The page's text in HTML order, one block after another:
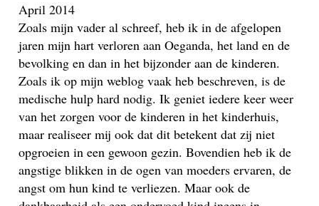
April 2014
Zoals mijn vader al schreef, heb ik in de afgelopen
jaren mijn hart verloren aan Oeganda, het land en de
bevolking en dan in het bijzonder aan de kinderen.
Zoals ik op mijn weblog vaak heb beschreven, is de
medische hulp hard nodig. Ik geniet iedere keer weer
van het zorgen voor de kinderen in het kinderhuis,
maar realiseer mij ook dat dit betekent dat zij niet
opgroeien in een gewoon gezin. Bovendien heb ik de
angstige blikken in de ogen van moeders ervaren, de
angst om hun kind te verliezen. Maar ook de